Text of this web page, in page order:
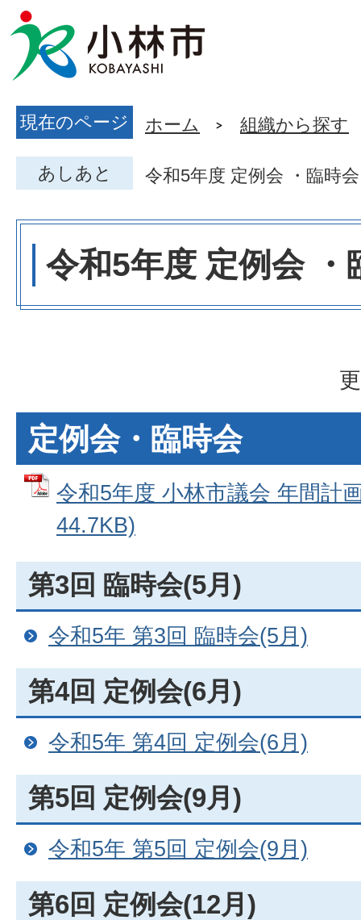
現在のページ ホーム 組織から探す
あしあと 令和5年度 定例会 ・臨時
令和5年度 定例会 ・
定例会・臨時会
令和5年度 小林市議会 年間計
44.7KB)
第3回 臨時会(5月)
令和5年 第3回 臨時会(5月)
第4回 定例会(6月)
令和5年 第4回 定例会(6月)
第5回 定例会(9月)
令和5年 第5回 定例会(9月)
第6回 定例会(12月)